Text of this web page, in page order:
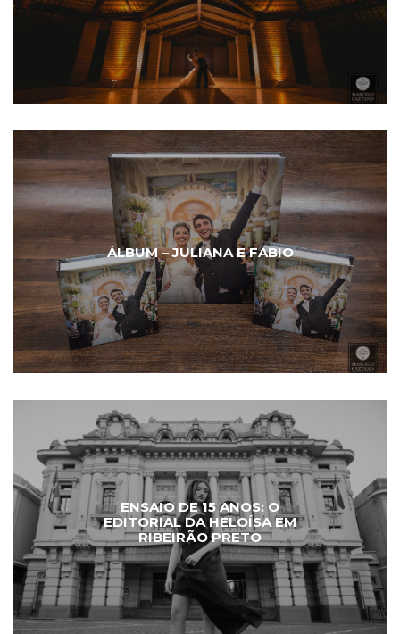
ÁLBUM – JULIANA E FABIO
ENSAIO DE 15 ANOS: O
EDITORIAL DA HELOÍSA EM
RIBEIRÃO PRETO